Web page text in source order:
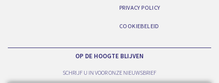
PRIVACY POLICY
COOKIEBELEID
OP DE HOOGTE BLIJVEN
SCHRIJF U IN VOOR ONZE NIEUWSBRIEF